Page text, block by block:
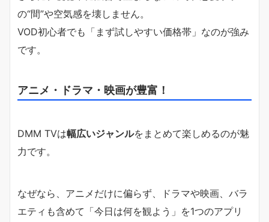
の“間”や空気感を壊しません。
VOD初心者でも「まず試しやすい価格帯」なのが強み
です。
アニメ・ドラマ・映画が豊富！
DMM TVは幅広いジャンルをまとめて楽しめるのが魅
力です。
なぜなら、アニメだけに偏らず、ドラマや映画、バラ
エティも含めて「今日は何を観よう」を1つのアプリ